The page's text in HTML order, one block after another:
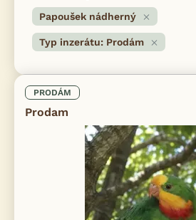
Papoušek nádherný
Typ inzerátu: Prodám
PRODÁM
Prodam